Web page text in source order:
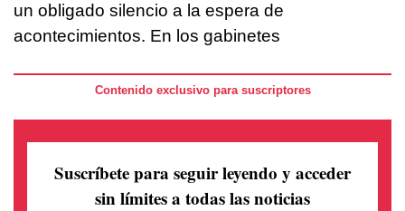
un obligado silencio a la espera de
acontecimientos. En los gabinetes
Contenido exclusivo para suscriptores
Suscríbete para seguir leyendo y acceder
sin límites a todas las noticias